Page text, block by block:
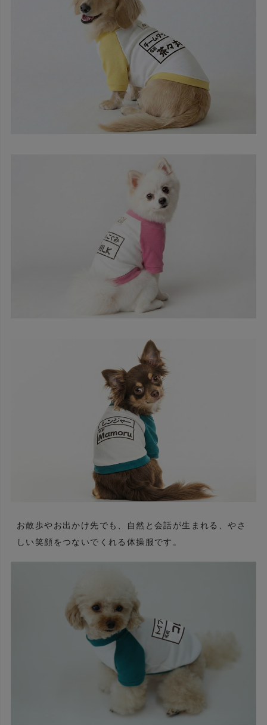
お散歩やお出かけ先でも、自然と会話が生まれる、やさ
しい笑顔をつないでくれる体操服です。